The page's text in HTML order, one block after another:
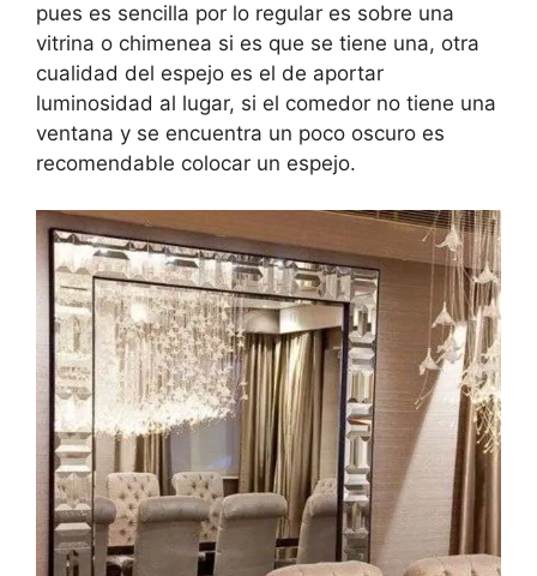
pues es sencilla por lo regular es sobre una
vitrina o chimenea si es que se tiene una, otra
cualidad del espejo es el de aportar
luminosidad al lugar, si el comedor no tiene una
ventana y se encuentra un poco oscuro es
recomendable colocar un espejo.